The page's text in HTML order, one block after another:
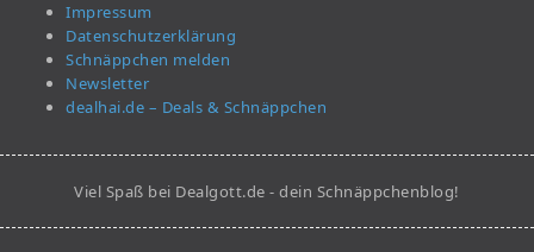
Impressum
Datenschutzerklärung
Schnäppchen melden
Newsletter
dealhai.de – Deals & Schnäppchen
Viel Spaß bei Dealgott.de - dein Schnäppchenblog!